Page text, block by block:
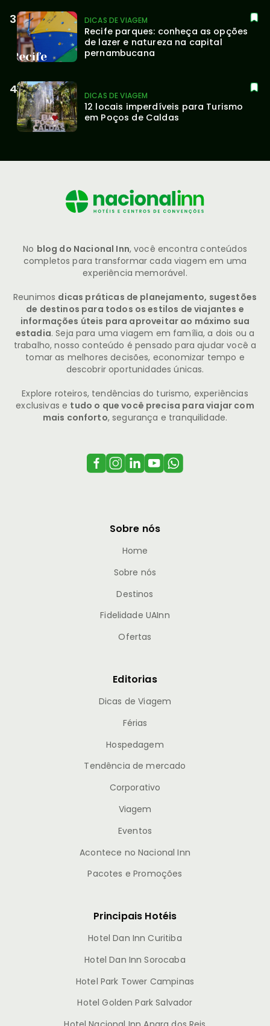
DICAS DE VIAGEM
Recife parques: conheça as opções
de lazer e natureza na capital
pernambucana
DICAS DE VIAGEM
12 locais imperdíveis para Turismo
em Poços de Caldas
No blog do Nacional Inn, você encontra conteúdos
completos para transformar cada viagem em uma
experiência memorável.
Reunimos dicas práticas de planejamento, sugestões
de destinos para todos os estilos de viajantes e
informações úteis para aproveitar ao máximo sua
estadia. Seja para uma viagem em família, a dois ou a
trabalho, nosso conteúdo é pensado para ajudar você a
tomar as melhores decisões, economizar tempo e
descobrir oportunidades únicas.
Explore roteiros, tendências do turismo, experiências
exclusivas e tudo o que você precisa para viajar com
mais conforto, segurança e tranquilidade.
Sobre nós
Home
Sobre nós
Destinos
Fidelidade UAInn
Ofertas
Editorias
Dicas de Viagem
Férias
Hospedagem
Tendência de mercado
Corporativo
Viagem
Eventos
Acontece no Nacional Inn
Pacotes e Promoções
Principais Hotéis
Hotel Dan Inn Curitiba
Hotel Dan Inn Sorocaba
Hotel Park Tower Campinas
Hotel Golden Park Salvador